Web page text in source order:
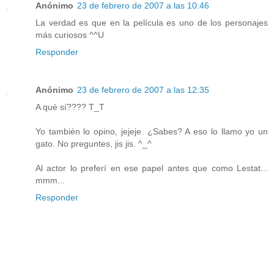
Anónimo 23 de febrero de 2007 a las 10:46
La verdad es que en la película es uno de los personajes
más curiosos ^^U
Responder
Anónimo 23 de febrero de 2007 a las 12:35
A qué sí???? T_T
Yo también lo opino, jejeje. ¿Sabes? A eso lo llamo yo un
gato. No preguntes, jis jis. ^_^
Al actor lo preferí en ese papel antes que como Lestat...
mmm...
Responder